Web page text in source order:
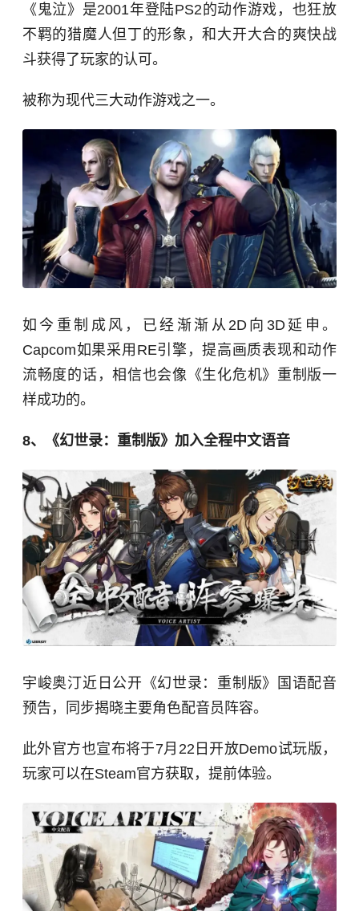
《鬼泣》是2001年登陆PS2的动作游戏，也狂放
不羁的猎魔人但丁的形象，和大开大合的爽快战
斗获得了玩家的认可。
被称为现代三大动作游戏之一。
如今重制成风，已经渐渐从2D向3D延申。
Capcom如果采用RE引擎，提高画质表现和动作
流畅度的话，相信也会像《生化危机》重制版一
样成功的。
8、《幻世录：重制版》加入全程中文语音
宇峻奥汀近日公开《幻世录：重制版》国语配音
预告，同步揭晓主要角色配音员阵容。
此外官方也宣布将于7月22日开放Demo试玩版，
玩家可以在Steam官方获取，提前体验。